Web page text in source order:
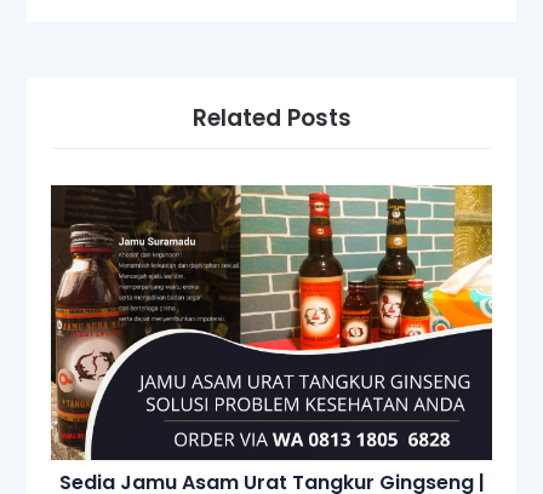
Related Posts
Sedia Jamu Asam Urat Tangkur Gingseng |